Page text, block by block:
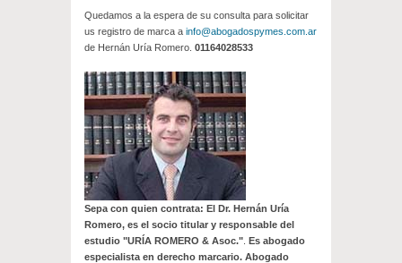
Quedamos a la espera de su consulta para solicitar
us registro de marca a info@abogadospymes.com.ar
de Hernán Uría Romero. 01164028533
Sepa con quien contrata: El Dr. Hernán Uría
Romero, es el socio titular y responsable del
estudio "URÍA ROMERO & Asoc." Es abogado
especialista en derecho marcario. Abogado